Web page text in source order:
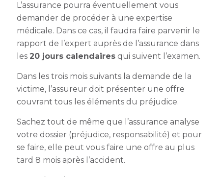
L’assurance pourra éventuellement vous
demander de procéder à une expertise
médicale. Dans ce cas, il faudra faire parvenir le
rapport de l’expert auprès de l’assurance dans
les 20 jours calendairesqui suivent l’examen.
Dans les trois mois suivants la demande de la
victime, l’assureur doit présenter une offre
couvrant tous les éléments du préjudice.
Sachez tout de même que l’assurance analyse
votre dossier (préjudice, responsabilité) et pour
se faire, elle peut vous faire une offre au plus
tard 8 mois après l’accident.